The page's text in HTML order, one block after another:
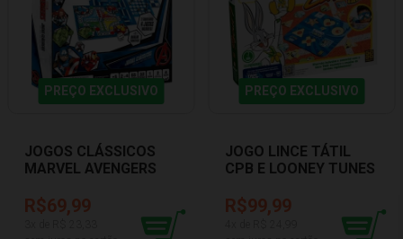
PREÇO EXCLUSIVO
JOGOS CLÁSSICOS
MARVEL AVENGERS
R$69,99
PREÇO EXCLUSIVO
JOGO LINCE TÁTIL
CPB E LOONEY TUNES
R$99,99